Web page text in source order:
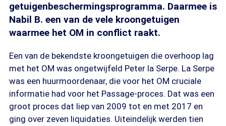
getuigenbeschermingsprogramma. Daarmee is
Nabil B. een van de vele kroongetuigen
waarmee het OM in conflict raakt.
Een van de bekendste kroongetuigen die overhoop lag
met het OM was ongetwijfeld Peter la Serpe. La Serpe
was een huurmoordenaar, die voor het OM cruciale
informatie had voor het Passage-proces. Dat was een
groot proces dat liep van 2009 tot en met 2017 en
ging over zeven liquidaties. Uiteindelijk werden tien